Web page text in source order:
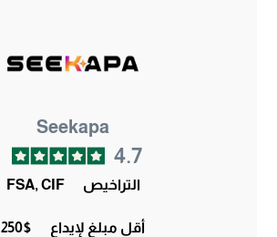
Seekapa
4.7
التراخيص FSA, CIF
أقل مبلغ لإيداع
250$